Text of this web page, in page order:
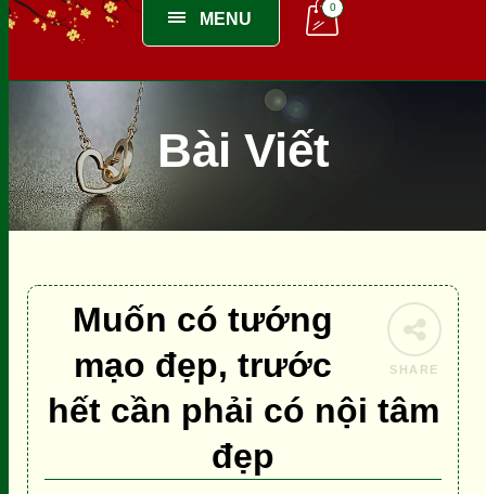
MENU
0
Bài Viết
SHARE
Muốn có tướng
mạo đẹp, trước
hết cần phải có nội tâm
đẹp